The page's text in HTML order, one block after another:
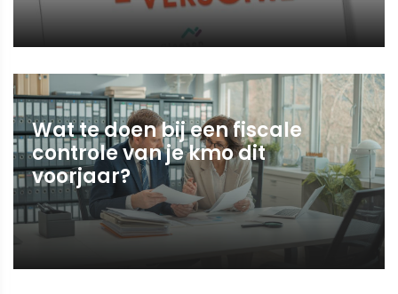
Wat te doen bij een fiscale
controle van je kmo dit
voorjaar?